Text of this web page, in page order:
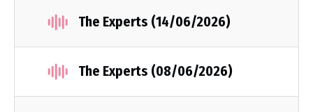
The Experts (14/06/2026)
The Experts (08/06/2026)